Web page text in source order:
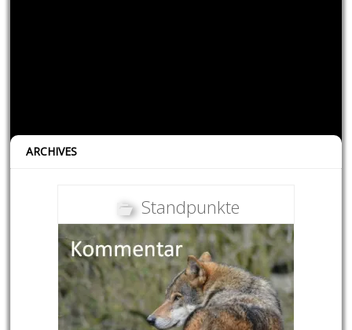
ARCHIVES
Standpunkte